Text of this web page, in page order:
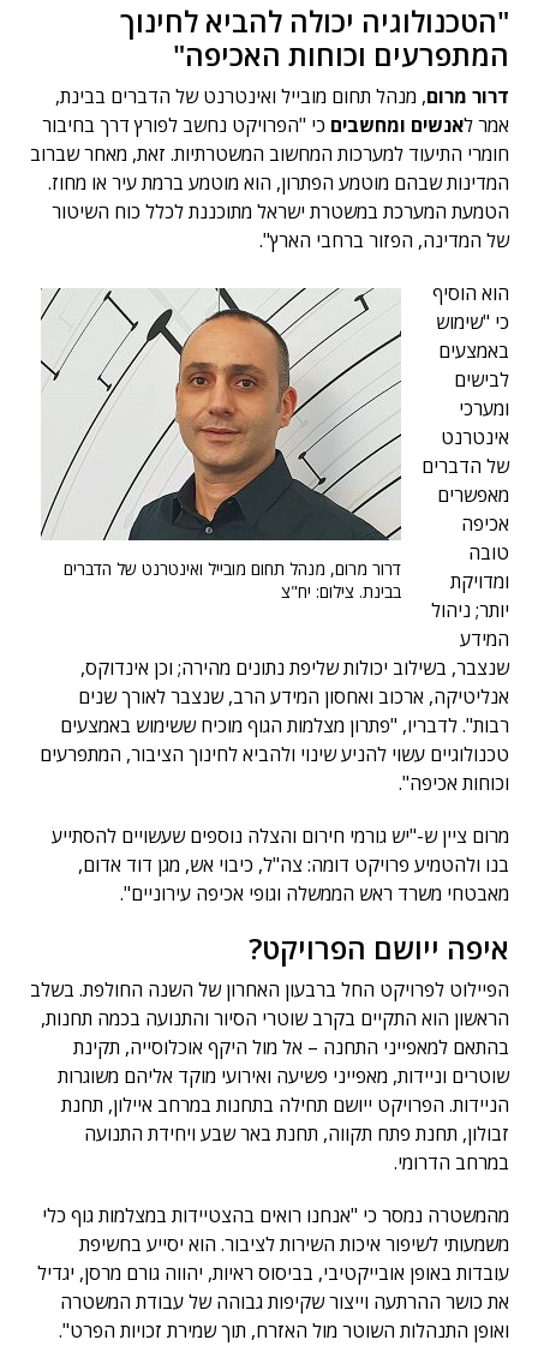
"הטכנולוגיה יכולה להביא לחינוך
המתפרעים וכוחות האכיפה"
דרור מרום, מנהל תחום מובייל ואינטרנט של הדברים בבינת,
אמר לאנשים ומחשבים כי "הפרויקט נחשב לפורץ דרך בחיבור
חומרי התיעוד למערכות המחשוב המשטרתיות. זאת, מאחר שברוב
המדינות שבהם מוטמע הפתרון, הוא מוטמע ברמת עיר או מחוז.
הטמעת המערכת במשטרת ישראל מתוכננת לכלל כוח השיטור
של המדינה, הפזור ברחבי הארץ".
דרור מרום, מנהל תחום מובייל ואינטרנט של הדברים
בבינת. צילום: יח"צ
הוא הוסיף
כי "שימוש
באמצעים
לבישים
ומערכי
אינטרנט
של הדברים
מאפשרים
אכיפה
טובה
ומדויקת
יותר; ניהול
המידע
שנצבר, בשילוב יכולות שליפת נתונים מהירה; וכן אינדוקס,
אנליטיקה, ארכוב ואחסון המידע הרב, שנצבר לאורך שנים
רבות". לדבריו, "פתרון מצלמות הגוף מוכיח ששימוש באמצעים
טכנולוגיים עשוי להניע שינוי ולהביא לחינוך הציבור, המתפרעים
וכוחות אכיפה".
מרום ציין ש-"יש גורמי חירום והצלה נוספים שעשויים להסתייע
בנו ולהטמיע פרויקט דומה: צה"ל, כיבוי אש, מגן דוד אדום,
מאבטחי משרד ראש הממשלה וגופי אכיפה עירוניים".
איפה ייושם הפרויקט?
הפיילוט לפרויקט החל ברבעון האחרון של השנה החולפת. בשלב
הראשון הוא התקיים בקרב שוטרי הסיור והתנועה בכמה תחנות,
בהתאם למאפייני התחנה – אל מול היקף אוכלוסייה, תקינת
שוטרים וניידות, מאפייני פשיעה ואירועי מוקד אליהם משוגרות
הניידות. הפרויקט ייושם תחילה בתחנות במרחב איילון, תחנת
זבולון, תחנת פתח תקווה, תחנת באר שבע ויחידת התנועה
במרחב הדרומי.
מהמשטרה נמסר כי "אנחנו רואים בהצטיידות במצלמות גוף כלי
משמעותי לשיפור איכות השירות לציבור. הוא יסייע בחשיפת
עובדות באופן אובייקטיבי, בביסוס ראיות, יהווה גורם מרסן, יגדיל
את כושר ההרתעה וייצור שקיפות גבוהה של עבודת המשטרה
ואופן התנהלות השוטר מול האזרח, תוך שמירת זכויות הפרט".